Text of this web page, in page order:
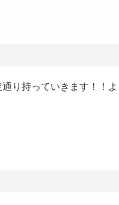
り持っていきます！！よ